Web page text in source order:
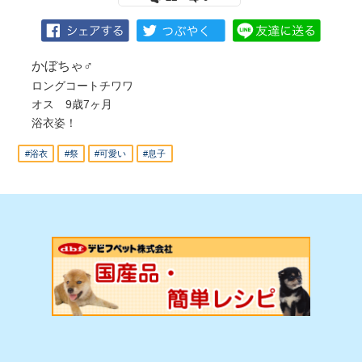
かぼちゃ♂
ロングコートチワワ
オス 9歳7ヶ月
浴衣姿！
#浴衣 #祭 #可愛い #息子